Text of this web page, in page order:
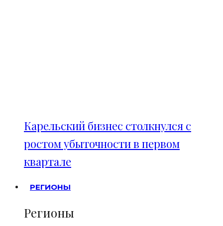
Карельский бизнес столкнулся с
ростом убыточности в первом
квартале
РЕГИОНЫ
Регионы